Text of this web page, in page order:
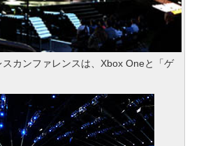
カンファレンスは、Xbox Oneと「ゲ